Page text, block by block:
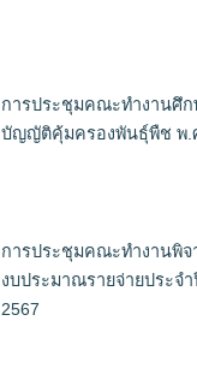
การประชุมคณะทำงานศึก
บัญญัติคุ้มครองพันธุ์พืช พ.
การประชุมคณะทำงานพิ
งบประมาณรายจ่ายประจ
2567